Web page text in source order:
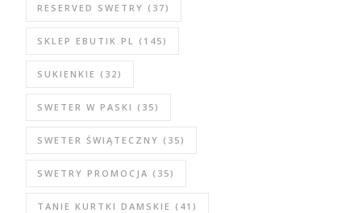
RESERVED SWETRY (37)
SKLEP EBUTIK.PL (145)
SUKIENKIE (32)
SWETER W PASKI (35)
SWETER ŚWIĄTECZNY (35)
SWETRY PROMOCJA (35)
TANIE KURTKI DAMSKIE (41)